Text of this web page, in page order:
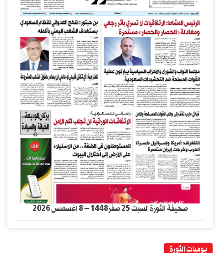
صحيفة الثورة السبت 25 صفر1448 – 8 اغسطس 2026
يوميات الثورة